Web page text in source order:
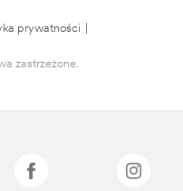
prywatności
zastrzeżone.